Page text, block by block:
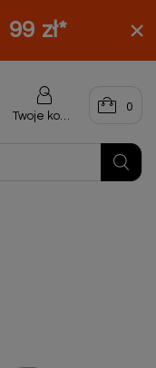
99 zł*
Twoje konto
0